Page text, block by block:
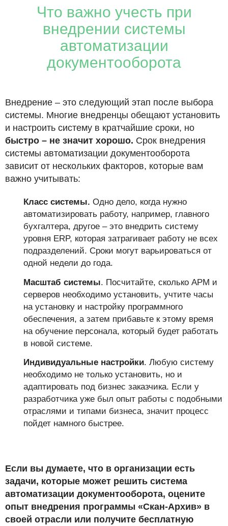
Что важно учесть при
внедрении системы
автоматизации
документооборота
Внедрение – это следующий этап после выбора
системы. Многие внедренцы обещают установить
и настроить систему в кратчайшие сроки, но
быстро – не значит хорошо. Срок внедрения
системы автоматизации документооборота
зависит от нескольких факторов, которые вам
важно учитывать:
Класс системы. Одно дело, когда нужно
автоматизировать работу, например, главного
бухгалтера, другое – это внедрить систему
уровня ERP, которая затрагивает работу не всех
подразделений. Сроки могут варьироваться от
одной недели до года.
Масштаб системы. Посчитайте, сколько АРМ и
серверов необходимо установить, учтите часы
на установку и настройку программного
обеспечения, а затем прибавьте к этому время
на обучение персонала, который будет работать
в новой системе.
Индивидуальные настройки. Любую систему
необходимо не только установить, но и
адаптировать под бизнес заказчика. Если у
разработчика уже был опыт работы с подобными
отраслями и типами бизнеса, значит процесс
пойдет намного быстрее.
Если вы думаете, что в организации есть
задачи, которые может решить система
автоматизации документооборота, оцените
опыт внедрения программы «Скан-Архив» в
своей отрасли или получите бесплатную